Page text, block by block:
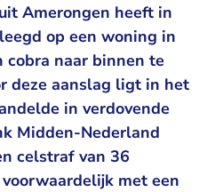
Amerongen heeft in
op een woning in
cobra naar binnen te
deze aanslag ligt in het
in verdovende
Midden-Nederland
celstraf van 36
met een